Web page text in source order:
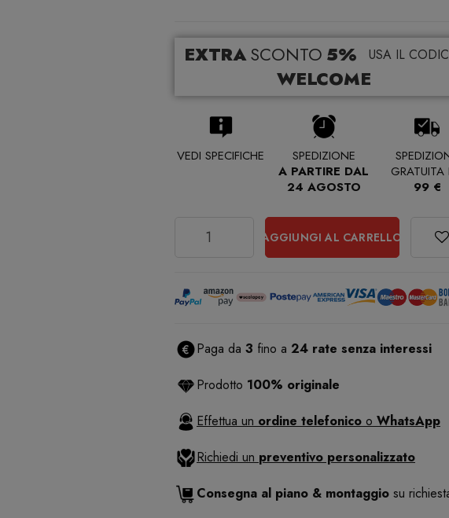
EXTRASCONTO 5% USA IL
WELCOME
VEDI SPECIFICHE
SPEDIZIONE
A PARTIRE DAL
24 AGOSTO
99 €
AGGIUNGI AL CARRELLO
Paga da 3 fino a 24 rate senza interessi
Prodotto 100% originale
Effettua un ordine telefonico o WhatsApp
Richiedi un preventivo personalizzato
Consegna al piano & montaggio su